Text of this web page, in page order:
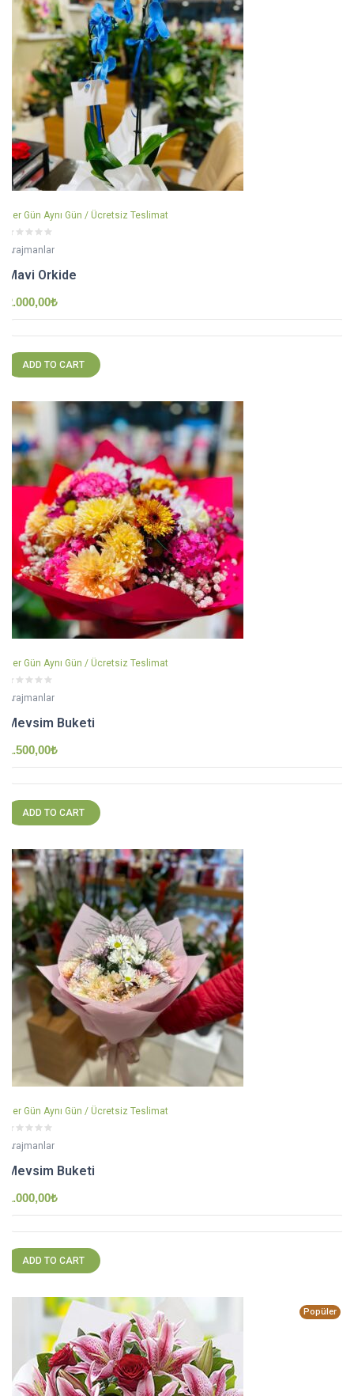
Her Gün Aynı Gün / Ücretsiz Teslimat
Arajmanlar
Mavi Orkide
2.000,00₺
ADD TO CART
Her Gün Aynı Gün / Ücretsiz Teslimat
Arajmanlar
Mevsim Buketi
1.500,00₺
ADD TO CART
Her Gün Aynı Gün / Ücretsiz Teslimat
Arajmanlar
Mevsim Buketi
1.000,00₺
ADD TO CART
Popüler